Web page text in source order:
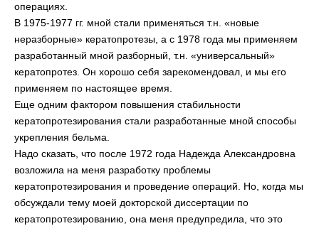
операциях.
В 1975-1977 гг. мной стали применяться т.н. «новые
неразборные» кератопротезы, а с 1978 года мы применяем
разработанный мной разборный, т.н. «универсальный»
кератопротез. Он хорошо себя зарекомендовал, и мы его
применяем по настоящее время.
Еще одним фактором повышения стабильности
кератопротезирования стали разработанные мной способы
укрепления бельма.
Надо сказать, что после 1972 года Надежда Александровна
возложила на меня разработку проблемы
кератопротезирования и проведение операций. Но, когда мы
обсуждали тему моей докторской диссертации по
кератопротезированию, она меня предупредила, что это